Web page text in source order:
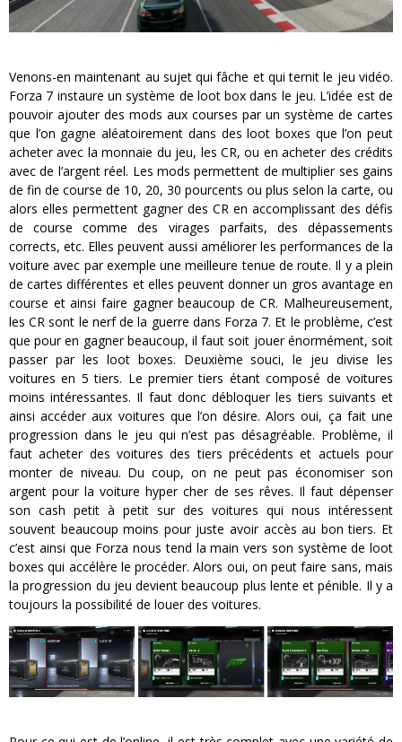
Venons-en maintenant au sujet qui fâche et qui ternit le jeu vidéo.
Forza 7 instaure un système de loot box dans le jeu. L’idée est de
pouvoir ajouter des mods aux courses par un système de cartes
que l’on gagne aléatoirement dans des loot boxes que l’on peut
acheter avec la monnaie du jeu, les CR, ou en acheter des crédits
avec de l’argent réel. Les mods permettent de multiplier ses gains
de fin de course de 10, 20, 30 pourcents ou plus selon la carte, ou
alors elles permettent gagner des CR en accomplissant des défis
de course comme des virages parfaits, des dépassements
corrects, etc. Elles peuvent aussi améliorer les performances de la
voiture avec par exemple une meilleure tenue de route. Il y a plein
de cartes différentes et elles peuvent donner un gros avantage en
course et ainsi faire gagner beaucoup de CR. Malheureusement,
les CR sont le nerf de la guerre dans Forza 7. Et le problème, c’est
que pour en gagner beaucoup, il faut soit jouer énormément, soit
passer par les loot boxes. Deuxième souci, le jeu divise les
voitures en 5 tiers. Le premier tiers étant composé de voitures
moins intéressantes. Il faut donc débloquer les tiers suivants et
ainsi accéder aux voitures que l’on désire. Alors oui, ça fait une
progression dans le jeu qui n’est pas désagréable. Problème, il
faut acheter des voitures des tiers précédents et actuels pour
monter de niveau. Du coup, on ne peut pas économiser son
argent pour la voiture hyper cher de ses rêves. Il faut dépenser
son cash petit à petit sur des voitures qui nous intéressent
souvent beaucoup moins pour juste avoir accès au bon tiers. Et
c’est ainsi que Forza nous tend la main vers son système de loot
boxes qui accélère le procéder. Alors oui, on peut faire sans, mais
la progression du jeu devient beaucoup plus lente et pénible. Il y a
toujours la possibilité de louer des voitures.